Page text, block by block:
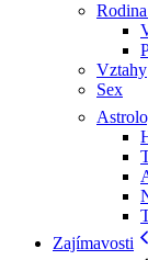
Vztahy
Sex
Zajímavosti